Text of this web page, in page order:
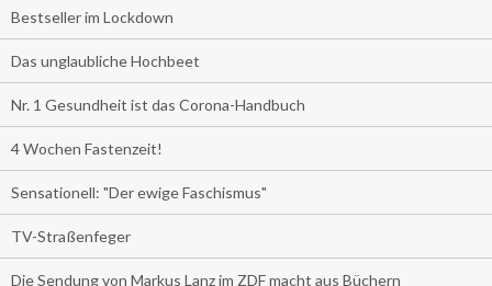
Bestseller im Lockdown
Das unglaubliche Hochbeet
Nr. 1 Gesundheit ist das Corona-Handbuch
4 Wochen Fastenzeit!
Sensationell: "Der ewige Faschismus"
TV-Straßenfeger
Die Sendung von Markus Lanz im ZDF macht aus Büchern